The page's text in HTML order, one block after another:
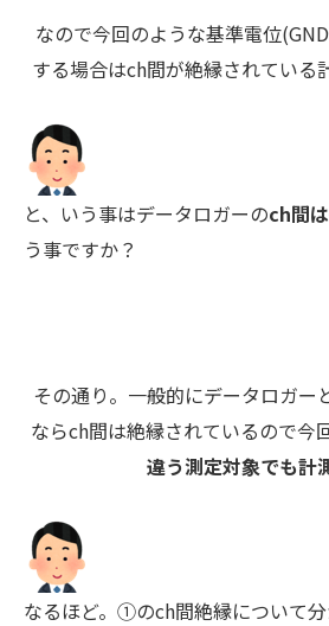
なので今回のような基準電位
する場合はch間が絶縁されている
と、いう事はデータロガーのch間
う事ですか？
その通り。一般的にデータロガー
ならch間は絶縁されているので今
違う測定対象でも計
なるほど。①のch間絶縁について分